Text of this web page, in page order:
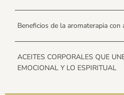
Beneficios de la aromaterapia con
ACEITES CORPORALES QUE
EMOCIONAL Y LO ESPIRITUAL